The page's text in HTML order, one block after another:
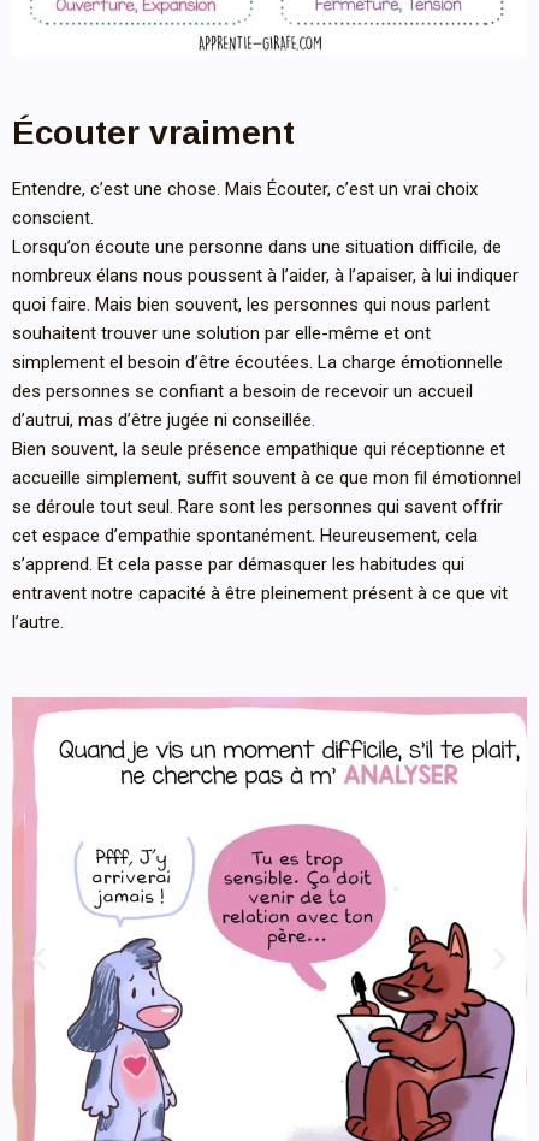
Écouter vraiment
Entendre, c’est une chose. Mais Écouter, c’est un vrai choix
conscient.
Lorsqu’on écoute une personne dans une situation difficile, de
nombreux élans nous poussent à l’aider, à l’apaiser, à lui indiquer
quoi faire. Mais bien souvent, les personnes qui nous parlent
souhaitent trouver une solution par elle-même et ont
simplement el besoin d’être écoutées. La charge émotionnelle
des personnes se confiant a besoin de recevoir un accueil
d’autrui, mas d’être jugée ni conseillée.
Bien souvent, la seule présence empathique qui réceptionne et
accueille simplement, suffit souvent à ce que mon fil émotionnel
se déroule tout seul. Rare sont les personnes qui savent offrir
cet espace d’empathie spontanément. Heureusement, cela
s’apprend. Et cela passe par démasquer les habitudes qui
entravent notre capacité à être pleinement présent à ce que vit
l’autre.